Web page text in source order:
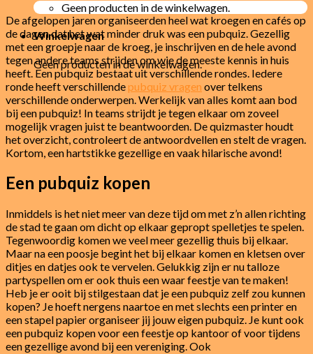
Geen producten in de winkelwagen.
Winkelwagen
Geen producten in de winkelwagen.
De afgelopen jaren organiseerden heel wat kroegen en cafés op
de dagen dat het wat minder druk was een pubquiz. Gezellig
met een groepje naar de kroeg, je inschrijven en de hele avond
tegen andere teams strijden om wie de meeste kennis in huis
heeft. Een pubquiz bestaat uit verschillende rondes. Iedere
ronde heeft verschillende pubquiz vragen over telkens
verschillende onderwerpen. Werkelijk van alles komt aan bod
bij een pubquiz! In teams strijdt je tegen elkaar om zoveel
mogelijk vragen juist te beantwoorden. De quizmaster houdt
het overzicht, controleert de antwoordvellen en stelt de vragen.
Kortom, een hartstikke gezellige en vaak hilarische avond!
Een pubquiz kopen
Inmiddels is het niet meer van deze tijd om met z’n allen richting
de stad te gaan om dicht op elkaar gepropt spelletjes te spelen.
Tegenwoordig komen we veel meer gezellig thuis bij elkaar.
Maar na een poosje begint het bij elkaar komen en kletsen over
ditjes en datjes ook te vervelen. Gelukkig zijn er nu talloze
partyspellen om er ook thuis een waar feestje van te maken!
Heb je er ooit bij stilgestaan dat je een pubquiz zelf zou kunnen
kopen? Je hoeft nergens naartoe en met slechts een printer en
een stapel papier organiseer jij jouw eigen pubquiz. Je kunt ook
een pubquiz kopen voor een feestje op kantoor of voor tijdens
een gezellige avond bij een vereniging. Ook